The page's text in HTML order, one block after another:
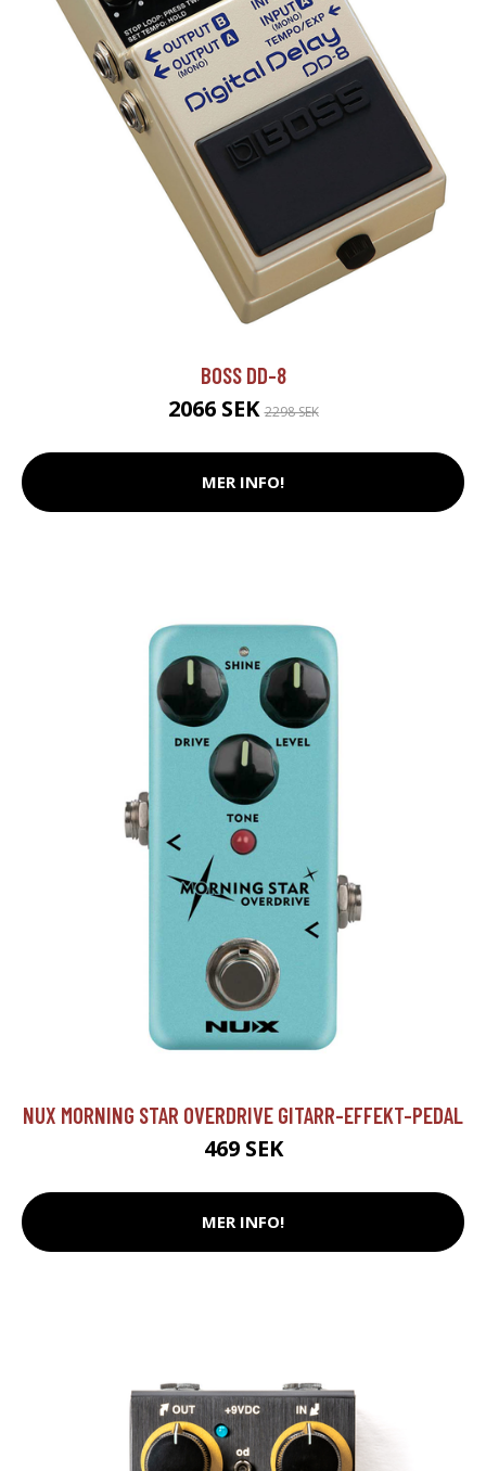
BOSS DD-8
2066 SEK2298 SEK
MER INFO!
NUX MORNING STAR OVERDRIVE GITARR-EFFEKT-PEDAL
469 SEK
MER INFO!